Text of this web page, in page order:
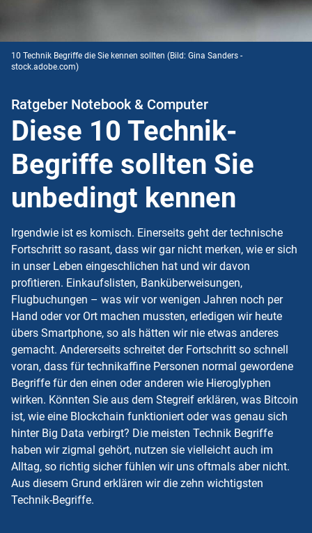
10 Technik Begriffe die Sie kennen sollten (Bild: Gina Sanders -
stock.adobe.com)
Ratgeber Notebook & Computer
Diese 10 Technik-
Begriffe sollten Sie
unbedingt kennen
Irgendwie ist es komisch. Einerseits geht der technische
Fortschritt so rasant, dass wir gar nicht merken, wie er sich
in unser Leben eingeschlichen hat und wir davon
profitieren. Einkaufslisten, Banküberweisungen,
Flugbuchungen – was wir vor wenigen Jahren noch per
Hand oder vor Ort machen mussten, erledigen wir heute
übers Smartphone, so als hätten wir nie etwas anderes
gemacht. Andererseits schreitet der Fortschritt so schnell
voran, dass für technikaffine Personen normal gewordene
Begriffe für den einen oder anderen wie Hieroglyphen
wirken. Könnten Sie aus dem Stegreif erklären, was Bitcoin
ist, wie eine Blockchain funktioniert oder was genau sich
hinter Big Data verbirgt? Die meisten Technik Begriffe
haben wir zigmal gehört, nutzen sie vielleicht auch im
Alltag, so richtig sicher fühlen wir uns oftmals aber nicht.
Aus diesem Grund erklären wir die zehn wichtigsten
Technik-Begriffe.